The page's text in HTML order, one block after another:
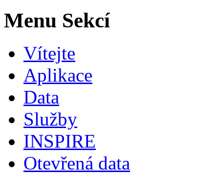
Menu Sekcí
Vítejte
Aplikace
Data
Služby
INSPIRE
Otevřená data